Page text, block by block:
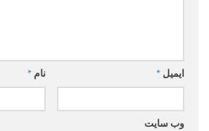
نام * ایمیل *
وب‌ سایت